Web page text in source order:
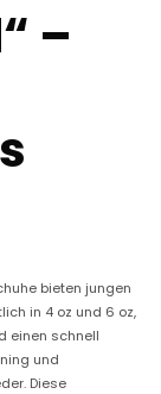
–
bieten jungen
in 4 oz und 6 oz,
einen schnell
und
Diese